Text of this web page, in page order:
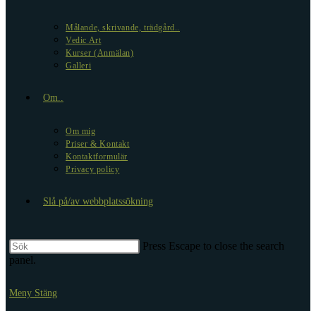
Målande, skrivande, trädgård..
Vedic Art
Kurser (Anmälan)
Galleri
Om..
Om mig
Priser & Kontakt
Kontaktformulär
Privacy policy
Slå på/av webbplatssökning
Press Escape to close the search
panel.
Meny Stäng